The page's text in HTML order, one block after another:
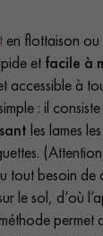
en flottaison
et facile à
accessible à
: il
les lames
tout besoin de
le sol, d’où
permet